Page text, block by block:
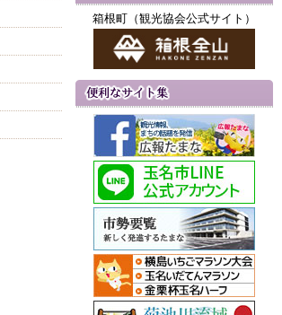
箱根町（観光協会公式サイト）